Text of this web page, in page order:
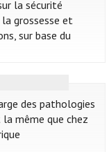
la sécurité
la grossesse et
sur base du
des pathologies
même que chez